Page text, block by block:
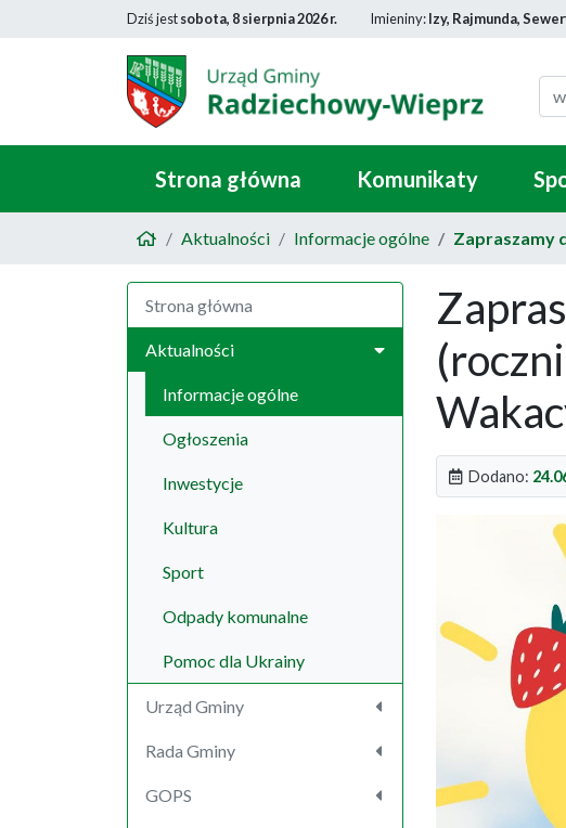
Dziś jestsobota, 8 sierpnia 2026 r. Imieniny:Izy, Rajmunda,
Strona główna Komunikaty
Aktualności Informacje ogólne Zapraszamy
Strona główna
Aktualności
Informacje ogólne
Ogłoszenia
Inwestycje
Kultura
Sport
Odpady komunalne
Pomoc dla Ukrainy
Urząd Gminy
Rada Gminy
GOPS
Dodano: